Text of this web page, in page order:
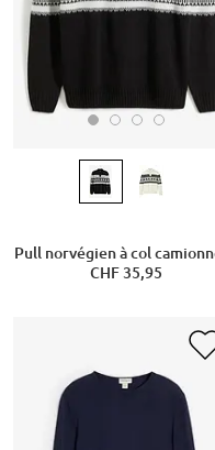
Pull norvégien à col
CHF 35,95